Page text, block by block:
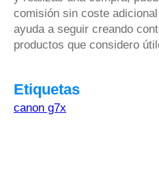
comisión sin coste
ayuda a seguir creando
productos que considero
Etiquetas
canon g7x